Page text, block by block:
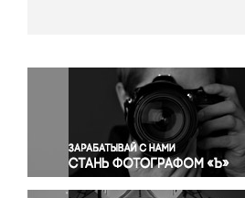
Окружающая среда
Политика
Правосудие
Происшествия и конфликты
Религия
Светская жизнь